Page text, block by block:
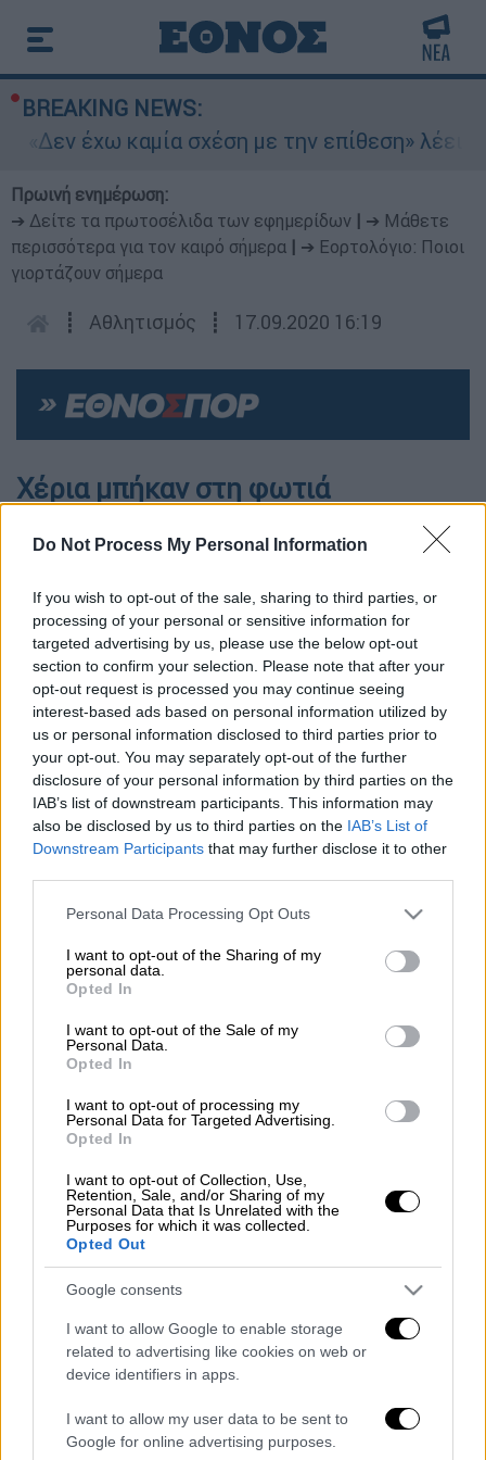
Do Not Process My Personal Information
If you wish to opt-out of the sale, sharing to third parties, or
processing of your personal or sensitive information for
targeted advertising by us, please use the below opt-out
section to confirm your selection. Please note that after your
opt-out request is processed you may continue seeing
interest-based ads based on personal information utilized by
us or personal information disclosed to third parties prior to
your opt-out. You may separately opt-out of the further
disclosure of your personal information by third parties on the
IAB’s list of downstream participants. This information may
also be disclosed by us to third parties on the IAB’s List of
Downstream Participants that may further disclose it to other
Please note that this website/app uses one or more Google
not limited to your visit or usage behaviour. You may click to
grant or deny consent to Google and its third-party tags to
use your data for below specified purposes in below Google
consent section.
Personal Data Processing Opt Outs
I want to opt-out of the Sharing of my
personal data.
Opted In
I want to opt-out of the Sale of my
Personal Data.
Opted In
I want to opt-out of processing my
Personal Data for Targeted Advertising.
Opted In
I want to opt-out of Collection, Use,
Retention, Sale, and/or Sharing of my
Personal Data that Is Unrelated with the
Purposes for which it was collected.
Opted Out
Google consents
I want to allow Google to enable storage
related to advertising like cookies on web or
device identifiers in apps.
I want to allow my user data to be sent to
Google for online advertising purposes.
BREAKING NEWS:
«Δεν έχω καμία σχέση με την επίθεση» λέει η
Πρωινή ενημέρωση:
➔ Δείτε τα πρωτοσέλιδα των εφημερίδων
➔ Μάθετε
περισσότερα για τον καιρό σήμερα
➔ Εορτολόγιο: Ποιοι
γιορτάζουν σήμερα
┋ Αθλητισμός ┋ 17.09.2020 16:19
Χέρια μπήκαν στη φωτιά
ευτυχώς. Θα ήταν το κρίμα της χρονιάς, να μη μετρούσε
Προσθέστε το ΕΘΝΟΣ στη Google
Γιατί στην πραγματικότητα ήταν, mes que un
golazo. Περισσότερο από μία γκολάρα.
Διαβάστε περισσότερα στοsdna.gr
Διαβάστε ακόμη
Επιστήμονες ανακάλυψαν τον τέταρτο
γνωστό τύπο μεταδοτικού καρκίνου στον
κόσμο
Μουντιάλ 2026: «Θα ανατινάξω τον Μέσι με
απειλές που ερεύνησε το FBI
Φρίκη στην Κρήτη: Τουρίστας μπήκε σε
ανήλικο κορίτσι για να ασελγήσει πάνω του